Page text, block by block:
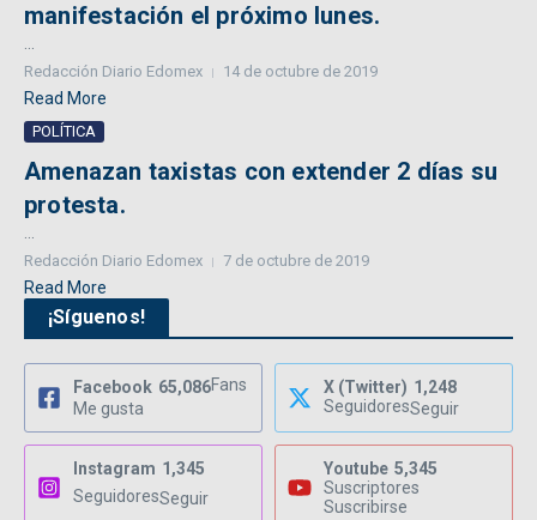
manifestación el próximo lunes.
...
Redacción Diario Edomex 14 de octubre de 2019
Read More
POLÍTICA
Amenazan taxistas con extender 2 días su
protesta.
...
Redacción Diario Edomex 7 de octubre de 2019
Read More
¡Síguenos!
Facebook 65,086Fans
Me gusta
X (Twitter) 1,248
SeguidoresSeguir
Instagram 1,345
SeguidoresSeguir
Youtube 5,345
Suscriptores
Suscribirse